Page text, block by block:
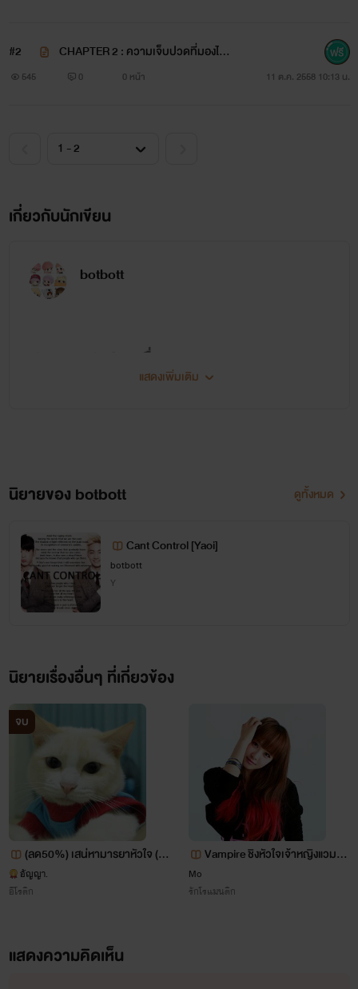
เขาเปรียบเสมือนมัจจุราชที่เข้ามาทำลาย
เขายังจะหัวเราะเยาะผมเหมือนเดิมอีกมั้ย
เป็นคนที่ค่อนข้างเย็นชากับคนแปลกหน้า มีอะไรจะไม่พูด
โลกส่วนตัวค่อนข้างสูง ถ้าได้สนิทหรือรู้จักเขาจริงๆจะรู้ว่า
เขารักเพื่อนกับแฟนของตัวเองมากแม้จะไม่แสดงออกก็ตาม.
"ความรักของผมมันตายไปตั้งแต่พี่เรียกผมว่าตัวตลกแล้วล่ะครับ"
#2
CHAPTER 2 : ความเจ็บปวดที่มองไม่เห็
น 55%
545 0 0 หน้า 11 ต.ค. 2558 10:13 น.
เกี่ยวกับนักเขียน
botbott
(4เรื่อง)
</a>
x-
target="_blank">
href="http://www.tunwalai.com/story/36796/mask-
แสดงเพิ่มเติม
นิยายของ botbott ดูทั้งหมด
Cant Control [Yaoi]
botbott
Y
นิยายเรื่องอื่นๆ ที่เกี่ยวข้อง
จบ
(ลด50%) เสน่หามารยาหัวใจ (จ
บแล้ว)
อัญญา.
อีโรติก
Vampire ชิงหัวใจเจ้าหญิงแวมไพ
Mo
รักโรแมนติก
แสดงความคิดเห็น